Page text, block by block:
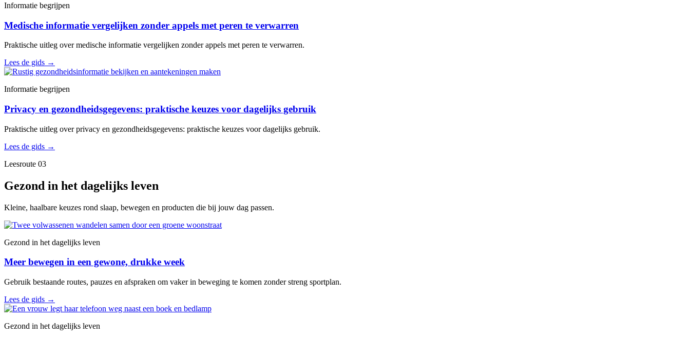
Informatie begrijpen
Medische informatie vergelijken zonder appels met peren te verwarren
Praktische uitleg over medische informatie vergelijken zonder appels met peren te verwarren.
Lees de gids →
Informatie begrijpen
Privacy en gezondheidsgegevens: praktische keuzes voor dagelijks gebruik
Praktische uitleg over privacy en gezondheidsgegevens: praktische keuzes voor dagelijks gebruik.
Lees de gids →
Leesroute 03
Gezond in het dagelijks leven
Kleine, haalbare keuzes rond slaap, bewegen en producten die bij jouw dag passen.
Gezond in het dagelijks leven
Meer bewegen in een gewone, drukke week
Gebruik bestaande routes, pauzes en afspraken om vaker in beweging te komen zonder streng sportplan.
Lees de gids →
Gezond in het dagelijks leven